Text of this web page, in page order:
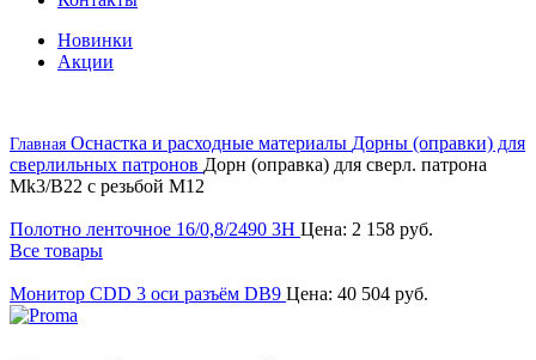
Новинки
Акции
Главная Оснастка и расходные материалы Дорны (оправки) для
сверлильных патронов Дорн (оправка) для сверл. патрона
Mk3/B22 с резьбой M12
Полотно ленточное 16/0,8/2490 3Н Цена: 2 158 руб.
Все товары
Монитор СDD 3 оси разъём DB9 Цена: 40 504 руб.